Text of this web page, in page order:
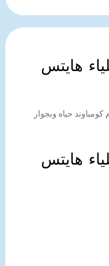
هايتس
حياه وبجوار
هايتس